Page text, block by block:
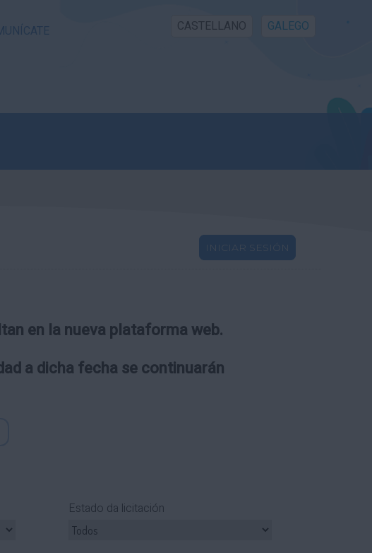
CASTELLANO GALEGO
INICIAR SESIÓN
en la nueva plataforma web.
a dicha fecha se continuarán
Estado da licitación